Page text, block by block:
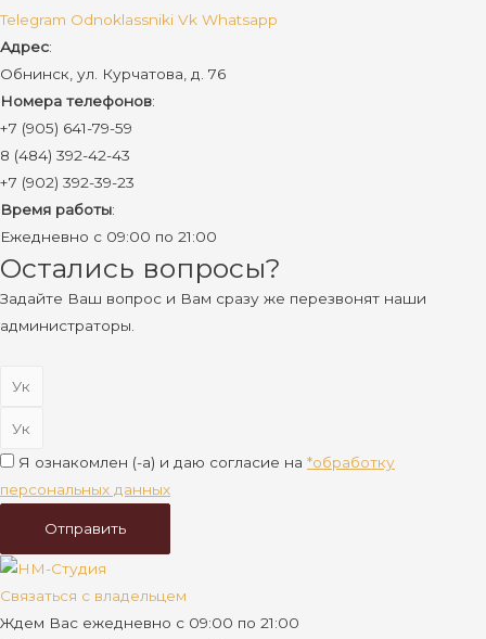
Telegram Odnoklassniki Vk Whatsapp
Адрес:
Обнинск, ул. Курчатова, д. 76
Номера телефонов:
+7 (905) 641-79-59
8 (484) 392-42-43
+7 (902) 392-39-23
Время работы:
Ежедневно с 09:00 по 21:00
Остались вопросы?
Задайте Ваш вопрос и Вам сразу же перезвонят наши
администраторы.
Я ознакомлен (-а) и даю согласие на *обработку
персональных данных
Отправить
Связаться с владельцем
Ждем Вас ежедневно с 09:00 по 21:00